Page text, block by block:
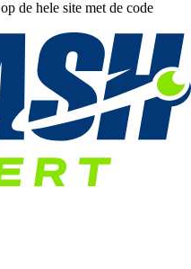
de hele site met de code